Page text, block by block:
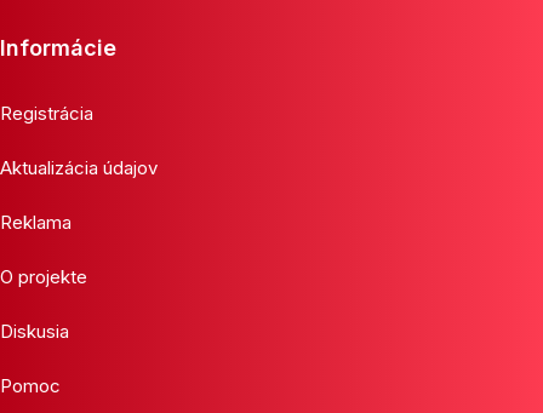
Informácie
Registrácia
Aktualizácia údajov
Reklama
O projekte
Diskusia
Pomoc